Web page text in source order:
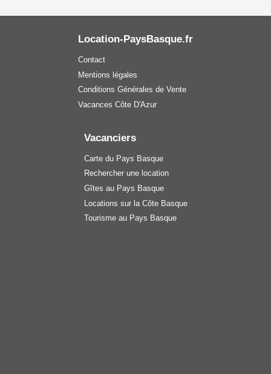
Location-PaysBasque.fr
Contact
Mentions légales
Conditions Générales de Vente
Vacances Côte D'Azur
Vacanciers
Carte du Pays Basque
Rechercher une location
Gîtes au Pays Basque
Locations sur la Côte Basque
Tourisme au Pays Basque